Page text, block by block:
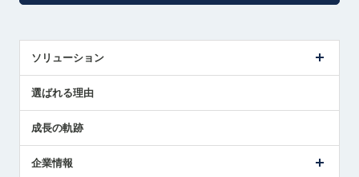
ソリューション
解決策提案
選ばれる理由
成長の軌跡
企業情報